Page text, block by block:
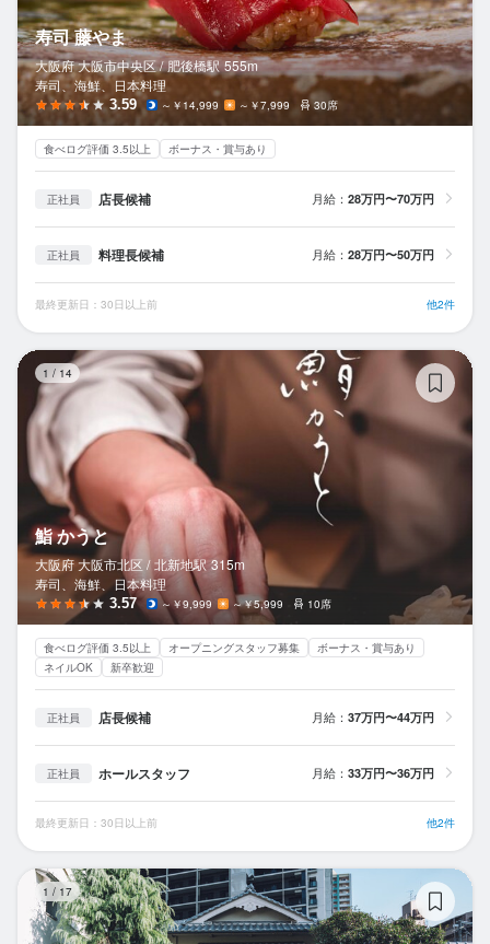
寿司 藤やま
大阪府 大阪市中央区 / 肥後橋駅 555m
寿司、海鮮、日本料理
3.59 ～￥14,999 ～￥7,999 30席
食べログ評価 3.5以上 ボーナス・賞与あり
正社員 店長候補 月給： 28万円〜70万円
正社員 料理長候補 月給： 28万円〜50万円
最終更新日：30日以上前 他2件
1 / 14
鮨 かうと
大阪府 大阪市北区 / 北新地駅 315m
寿司、海鮮、日本料理
3.57 ～￥9,999 ～￥5,999 10席
食べログ評価 3.5以上 オープニングスタッフ募集
ボーナス・賞与あり
ネイルOK
新卒歓迎
正社員 店長候補 月給： 37万円〜44万円
正社員 ホールスタッフ 月給： 33万円〜36万円
最終更新日：30日以上前 他2件
1 / 17